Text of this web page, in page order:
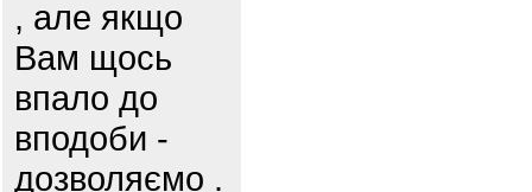
, але якщо
Вам щось
впало до
вподоби -
дозволяємо .